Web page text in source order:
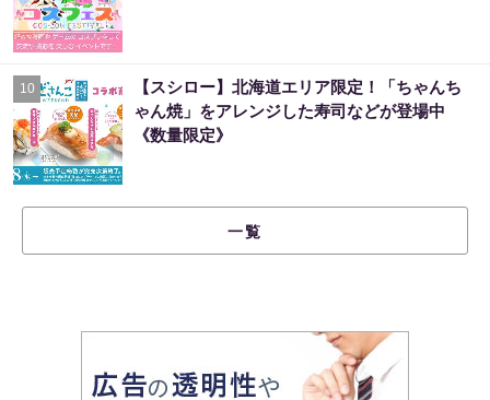
10
【スシロー】北海道エリア限定！「ちゃんち
ゃん焼」をアレンジした寿司などが登場中
《数量限定》
一覧